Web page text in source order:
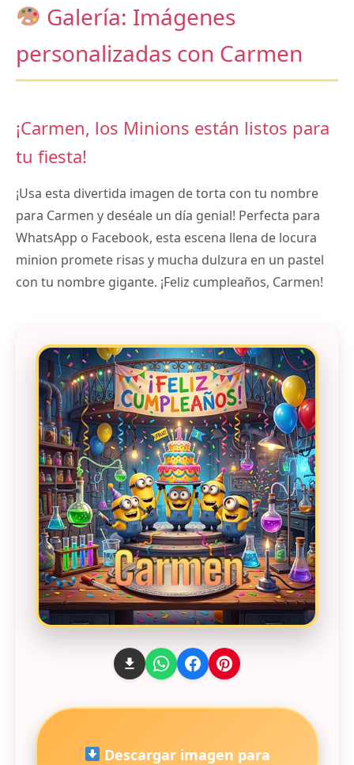
Galería: Imágenes
personalizadas con Carmen
¡Carmen, los Minions están listos para
tu fiesta!
¡Usa esta divertida imagen de torta con tu nombre
para Carmen y deséale un día genial! Perfecta para
WhatsApp o Facebook, esta escena llena de locura
minion promete risas y mucha dulzura en un pastel
con tu nombre gigante. ¡Feliz cumpleaños, Carmen!
Descargar imagen para